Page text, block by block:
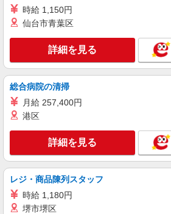
時給 1,150円
仙台市青葉区
詳細を見る
総合病院の清掃
月給 257,400円
港区
詳細を見る
レジ・商品陳列スタッフ
時給 1,180円
堺市堺区